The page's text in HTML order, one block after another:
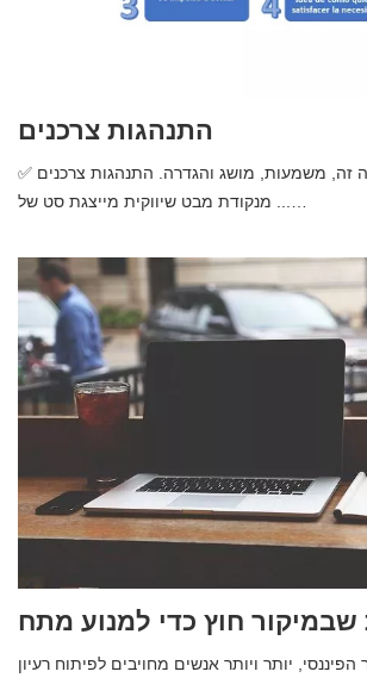
התנהגות צרכנים
✅ התנהגות צרכנית | מה זה, משמעות, מושג והגדרה. התנהגות צרכנים
שבמיקור חוץ כדי למנוע מתח
יותר ויותר אנשים מחויבים לפיתוח רעיון